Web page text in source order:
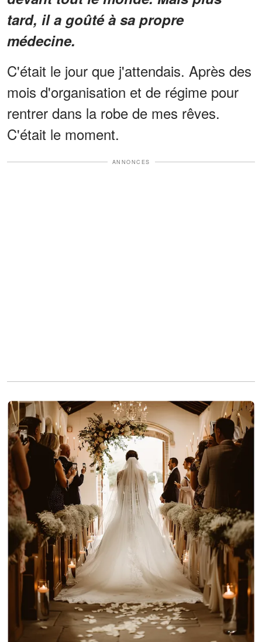
tard, il a goûté à sa propre
médecine.
C'était le jour que j'attendais. Après des
mois d'organisation et de régime pour
rentrer dans la robe de mes rêves.
C'était le moment.
ANNONCES